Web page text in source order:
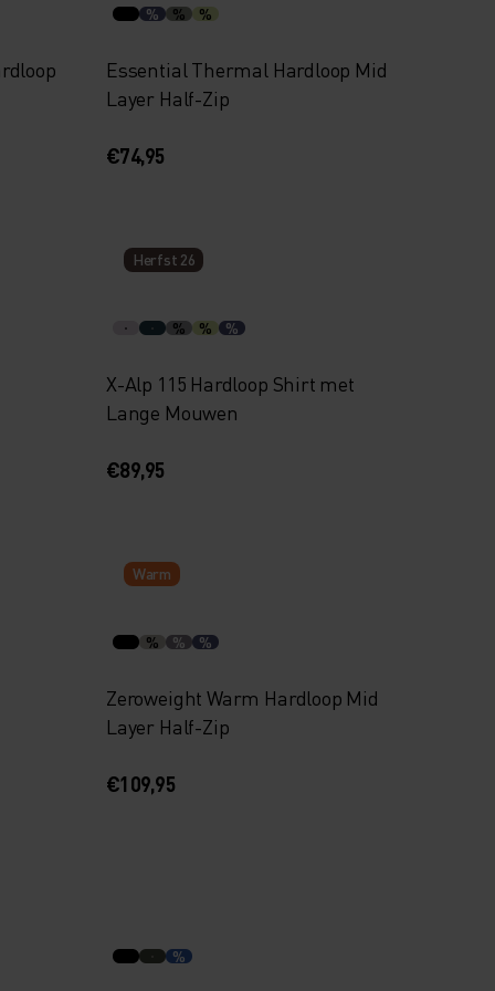
% % %
Essential Thermal Hardloop Mid
Layer Half-Zip
€74,95
Herfst 26
% % %
X-Alp 115 Hardloop Shirt met
Lange Mouwen
€89,95
Warm
% % %
Zeroweight Warm Hardloop Mid
Layer Half-Zip
€109,95
%